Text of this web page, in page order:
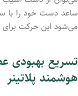
ساعد دست خود را با
می‌شود این حرکت برای هر دست 8 الی
تسریع بهبودی
هوشمند پلاتینر